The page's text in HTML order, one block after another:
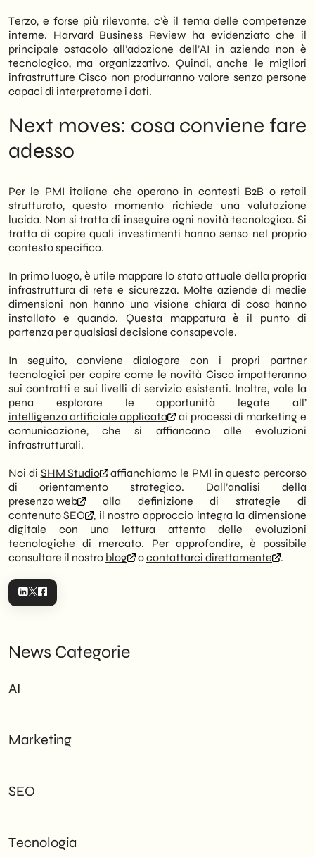
Terzo, e forse più rilevante, c’è il tema delle competenze
interne. Harvard Business Review ha evidenziato che il
principale ostacolo all’adozione dell’AI in azienda non è
tecnologico, ma organizzativo. Quindi, anche le migliori
infrastrutture Cisco non produrranno valore senza persone
capaci di interpretarne i dati.
Next moves: cosa conviene fare
adesso
Per le PMI italiane che operano in contesti B2B o retail
strutturato, questo momento richiede una valutazione
lucida. Non si tratta di inseguire ogni novità tecnologica. Si
tratta di capire quali investimenti hanno senso nel proprio
contesto specifico.
In primo luogo, è utile mappare lo stato attuale della propria
infrastruttura di rete e sicurezza. Molte aziende di medie
dimensioni non hanno una visione chiara di cosa hanno
installato e quando. Questa mappatura è il punto di
partenza per qualsiasi decisione consapevole.
In seguito, conviene dialogare con i propri partner
tecnologici per capire come le novità Cisco impatteranno
sui contratti e sui livelli di servizio esistenti. Inoltre, vale la
pena esplorare le opportunità legate all’
intelligenza artificiale applicata
ai processi di marketing e
comunicazione, che si affiancano alle evoluzioni
infrastrutturali.
Noi di SHM Studio
affianchiamo le PMI in questo percorso
di orientamento strategico. Dall’analisi della
presenza web
alla definizione di strategie di
contenuto SEO
, il nostro approccio integra la dimensione
digitale con una lettura attenta delle evoluzioni
tecnologiche di mercato. Per approfondire, è possibile
consultare il nostro blog ocontattarci direttamente .
News Categorie
AI
Marketing
SEO
Tecnologia